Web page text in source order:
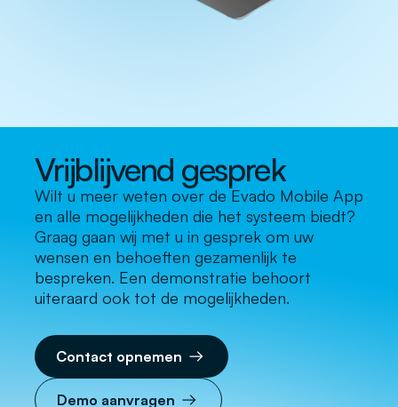
Vrijblijvend gesprek
Wilt u meer weten over de Evado Mobile App
en alle mogelijkheden die het systeem biedt?
Graag gaan wij met u in gesprek om uw
wensen en behoeften gezamenlijk te
bespreken. Een demonstratie behoort
uiteraard ook tot de mogelijkheden.
Contact opnemen
Demo aanvragen